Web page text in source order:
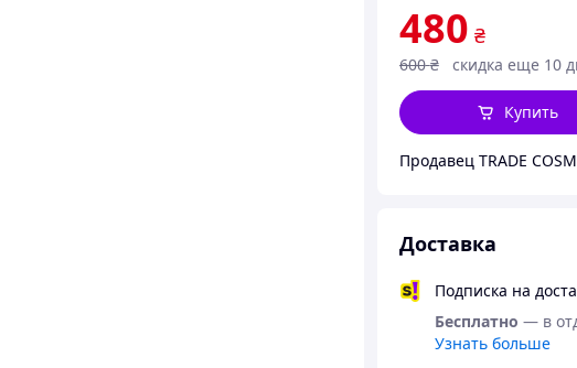
480 ₴
600 ₴ скидка еще 10
Купить
Доставка
Подписка на
Бесплатно — в
Узнать больше